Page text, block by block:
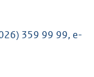
359 99 99, e-